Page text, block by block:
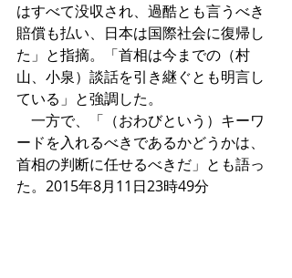
はすべて没収され、過酷とも言うべき
賠償も払い、日本は国際社会に復帰し
た」と指摘。「首相は今までの（村
山、小泉）談話を引き継ぐとも明言し
ている」と強調した。
一方で、「（おわびという）キーワ
ードを入れるべきであるかどうかは、
首相の判断に任せるべきだ」とも語っ
た。2015年8月11日23時49分